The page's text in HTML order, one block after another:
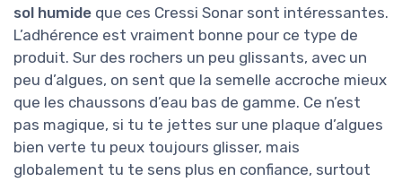
sol humide que ces Cressi Sonar sont intéressantes.
L’adhérence est vraiment bonne pour ce type de
produit. Sur des rochers un peu glissants, avec un
peu d’algues, on sent que la semelle accroche mieux
que les chaussons d’eau bas de gamme. Ce n’est
pas magique, si tu te jettes sur une plaque d’algues
bien verte tu peux toujours glisser, mais
globalement tu te sens plus en confiance, surtout